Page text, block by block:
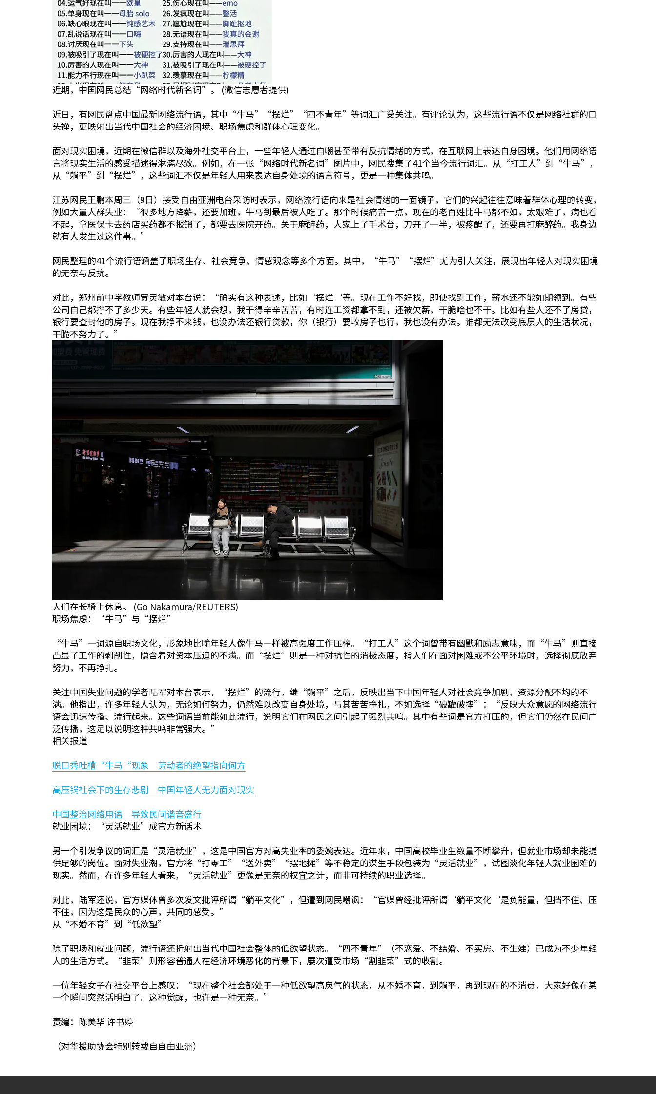
近期，中国网民总结“网络时代新名词”。 (微信志愿者提供)
近日，有网民盘点中国最新网络流行语，其中“牛马”“摆烂”“四不青年”等词汇广受关注。有评论认为，这些流行语不仅是网络社群的口
头禅，更映射出当代中国社会的经济困境、职场焦虑和群体心理变化。
面对现实困境，近期在微信群以及海外社交平台上，一些年轻人通过自嘲甚至带有反抗情绪的方式，在互联网上表达自身困境。他们用网络语
言将现实生活的感受描述得淋漓尽致。例如，在一张“网络时代新名词”图片中，网民搜集了41个当今流行词汇。从“打工人”到“牛马”，
从“躺平”到“摆烂”，这些词汇不仅是年轻人用来表达自身处境的语言符号，更是一种集体共鸣。
江苏网民王鹏本周三（9日）接受自由亚洲电台采访时表示，网络流行语向来是社会情绪的一面镜子，它们的兴起往往意味着群体心理的转变，
例如大量人群失业：“很多地方降薪，还要加班，牛马到最后被人吃了。那个时候痛苦一点，现在的老百姓比牛马都不如，太艰难了，病也看
不起，拿医保卡去药店买药都不报销了，都要去医院开药。关于麻醉药，人家上了手术台，刀开了一半，被疼醒了，还要再打麻醉药。我身边
就有人发生过这件事。”
网民整理的41个流行语涵盖了职场生存、社会竞争、情感观念等多个方面。其中，“牛马”“摆烂”尤为引人关注，展现出年轻人对现实困境
的无奈与反抗。
对此，郑州前中学教师贾灵敏对本台说：“确实有这种表述，比如‘摆烂‘等。现在工作不好找，即使找到工作，薪水还不能如期领到。有些
公司自己都撑不了多少天。有些年轻人就会想，我干得辛辛苦苦，有时连工资都拿不到，还被欠薪，干脆啥也不干。比如有些人还不了房贷，
银行要查封他的房子。现在我挣不来钱，也没办法还银行贷款，你（银行）要收房子也行，我也没有办法。谁都无法改变底层人的生活状况，
干脆不努力了。”
人们在长椅上休息。 (Go Nakamura/REUTERS)
职场焦虑：“牛马”与“摆烂”
“牛马”一词源自职场文化，形象地比喻年轻人像牛马一样被高强度工作压榨。“打工人”这个词曾带有幽默和励志意味，而“牛马”则直接
凸显了工作的剥削性，隐含着对资本压迫的不满。而“摆烂”则是一种对抗性的消极态度，指人们在面对困难或不公平环境时，选择彻底放弃
努力，不再挣扎。
关注中国失业问题的学者陆军对本台表示，“摆烂”的流行，继“躺平”之后，反映出当下中国年轻人对社会竞争加剧、资源分配不均的不
满。他指出，许多年轻人认为，无论如何努力，仍然难以改变自身处境，与其苦苦挣扎，不如选择“破罐破摔”：“反映大众意愿的网络流行
语会迅速传播、流行起来。这些词语当前能如此流行，说明它们在网民之间引起了强烈共鸣。其中有些词是官方打压的，但它们仍然在民间广
泛传播，这足以说明这种共鸣非常强大。”
相关报道
脱口秀吐槽“牛马“现象 劳动者的绝望指向何方
高压锅社会下的生存悲剧 中国年轻人无力面对现实
中国整治网络用语 导致民间谐音盛行
就业困境：“灵活就业”成官方新话术
另一个引发争议的词汇是“灵活就业”，这是中国官方对高失业率的委婉表达。近年来，中国高校毕业生数量不断攀升，但就业市场却未能提
供足够的岗位。面对失业潮，官方将“打零工”“送外卖”“摆地摊”等不稳定的谋生手段包装为“灵活就业”，试图淡化年轻人就业困难的
现实。然而，在许多年轻人看来，“灵活就业”更像是无奈的权宜之计，而非可持续的职业选择。
对此，陆军还说，官方媒体曾多次发文批评所谓“躺平文化”，但遭到网民嘲讽：“官媒曾经批评所谓‘躺平文化‘是负能量，但挡不住、压
不住，因为这是民众的心声，共同的感受。”
从“不婚不育”到“低欲望”
除了职场和就业问题，流行语还折射出当代中国社会整体的低欲望状态。“四不青年”（不恋爱、不结婚、不买房、不生娃）已成为不少年轻
人的生活方式。“韭菜”则形容普通人在经济环境恶化的背景下，屡次遭受市场“割韭菜”式的收割。
一位年轻女子在社交平台上感叹：“现在整个社会都处于一种低欲望高戾气的状态，从不婚不育，到躺平，再到现在的不消费，大家好像在某
一个瞬间突然活明白了。这种觉醒，也许是一种无奈。”
责编：陈美华 许书婷
（对华援助协会特别转载自自由亚洲）